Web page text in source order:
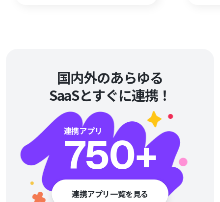
国内外のあらゆる
SaaSとすぐに連携！
連携アプリ
750+
連携アプリ一覧を見る